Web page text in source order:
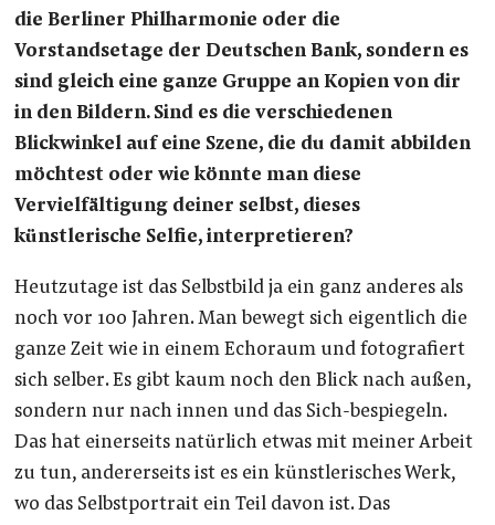
die Berliner Philharmonie oder die
Vorstandsetage der Deutschen Bank, sondern es
sind gleich eine ganze Gruppe an Kopien von dir
in den Bildern. Sind es die verschiedenen
Blickwinkel auf eine Szene, die du damit abbilden
möchtest oder wie könnte man diese
Vervielfältigung deiner selbst, dieses
künstlerische Selfie, interpretieren?
Heutzutage ist das Selbstbild ja ein ganz anderes als
noch vor 100 Jahren. Man bewegt sich eigentlich die
ganze Zeit wie in einem Echoraum und fotografiert
sich selber. Es gibt kaum noch den Blick nach außen,
sondern nur nach innen und das Sich-bespiegeln.
Das hat einerseits natürlich etwas mit meiner Arbeit
zu tun, andererseits ist es ein künstlerisches Werk,
wo das Selbstportrait ein Teil davon ist. Das